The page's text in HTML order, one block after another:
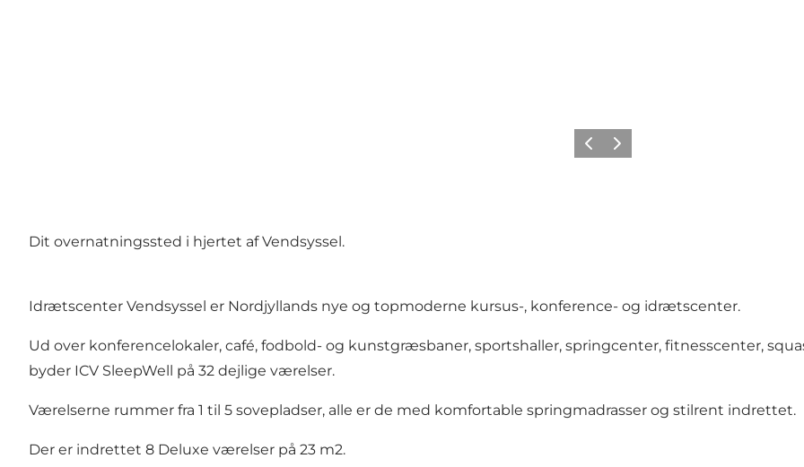
ForrigeNæste
Dit overnatningssted i hjertet af Vendsyssel.
Idrætscenter Vendsyssel er Nordjyllands nye og topmoderne kursus-, konference- og idrætscenter.
Ud over konferencelokaler, café, fodbold- og kunstgræsbaner, sportshaller, springcenter, fitnesscenter,
byder ICV SleepWell på 32 dejlige værelser.
Værelserne rummer fra 1 til 5 sovepladser, alle er de med komfortable springmadrasser og stilrent indrettet.
Der er indrettet 8 Deluxe værelser på 23 m2.